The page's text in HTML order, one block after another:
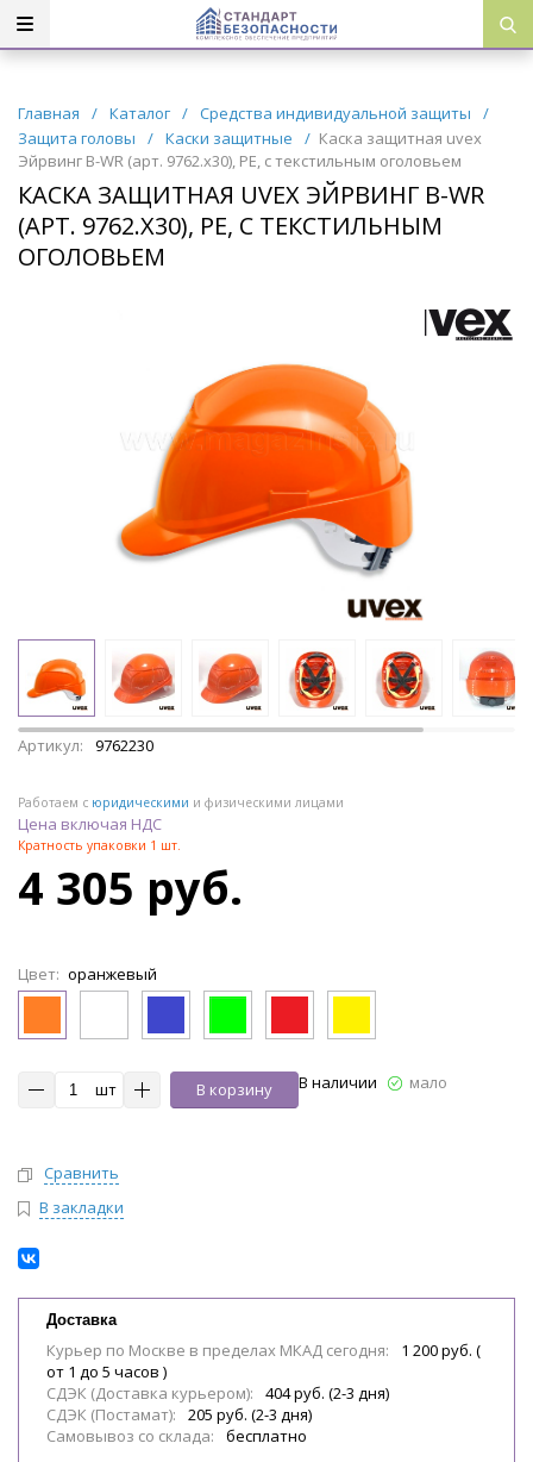
Главная / Каталог / Средства индивидуальной защиты
/
Защита головы
/ Каски защитные / Каска защитная uvex
Эйрвинг B-WR (арт. 9762.х30), PE, с текстильным оголовьем
КАСКА ЗАЩИТНАЯ UVEX ЭЙРВИНГ B-WR
(АРТ. 9762.Х30), PE, С ТЕКСТИЛЬНЫМ
ОГОЛОВЬЕМ
Артикул: 9762230
Работаем с юридическими и физическими лицами
Цена включая НДС
Кратность упаковки 1 шт.
4 305 руб.
Цвет: оранжевый
шт В корзину В наличии мало
Сравнить
В закладки
Доставка
Курьер по Москве в пределах МКАД сегодня:
1 200 руб. (
от 1 до 5 часов )
СДЭК (Доставка курьером):
404 руб. (2-3 дня)
СДЭК (Постамат):
205 руб. (2-3 дня)
Самовывоз со склада:
бесплатно